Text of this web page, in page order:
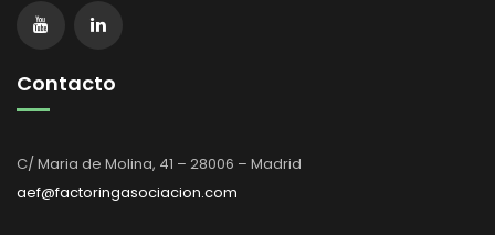
Contacto
C/ Maria de Molina, 41 – 28006 – Madrid
aef@factoringasociacion.com